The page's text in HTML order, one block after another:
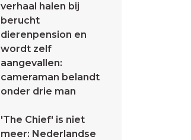
verhaal halen bij
berucht
dierenpension en
wordt zelf
aangevallen:
cameraman belandt
onder drie man
'The Chief' is niet
meer: Nederlandse